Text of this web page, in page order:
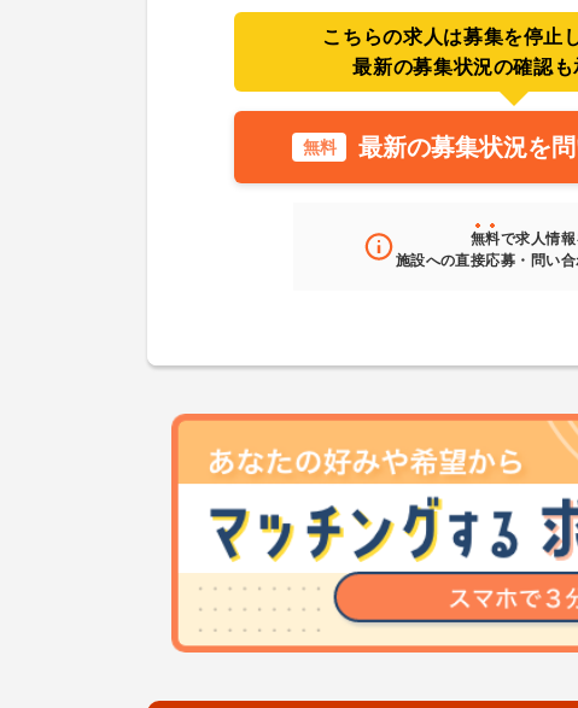
こちらの求人は募集を停止
最新の募集状況の確認も
無料 最新の募集状況を
無料で求人情報
施設への直接応募・問い